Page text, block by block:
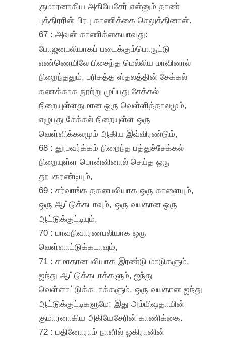
குமாரனாகிய அகியேசேர் என்னும் தாண்
புத்திரரின் பிரபு காணிக்கை செலுத்தினான்.
67 : அவன் காணிக்கையாவது:
போஜனபலியாகப் படைக்கும்பொருட்டு
எண்ணெயிலே பிசைந்த மெல்லிய மாவினால்
நிறைந்ததும், பரிசுத்த ஸ்தலத்தின் சேக்கல்
கணக்காக நூற்று முப்பது சேக்கல்
நிறையுள்ளதுமான ஒரு வெள்ளித்தாலமும்,
எழுபது சேக்கல் நிறையுள்ள ஒரு
வெள்ளிக்கலமும் ஆகிய இவ்விரண்டும்,
68 : தூபவர்க்கம் நிறைந்த பத்துச்சேக்கல்
நிறையுள்ள பொன்னினால் செய்த ஒரு
தூபகரண்டியும்,
69 : சர்வாங்க தகனபலியாக ஒரு காளையும்,
ஒரு ஆட்டுக்கடாவும், ஒரு வயதான ஒரு
ஆட்டுக்குட்டியும்,
70 : பாவநிவாரணபலியாக ஒரு
வெள்ளாட்டுக்கடாவும்,
71 : சமாதானபலியாக இரண்டு மாடுகளும்,
ஐந்து ஆட்டுக்கடாக்களும், ஐந்து
வெள்ளாட்டுக்கடாக்களும், ஒரு வயதான ஐந்து
ஆட்டுக்குட்டிகளுமே; இது அம்மிஷதாயின்
குமாரனாகிய அகியேசேரின் காணிக்கை.
72 : பதினோராம் நாளில் ஓகிரானின்